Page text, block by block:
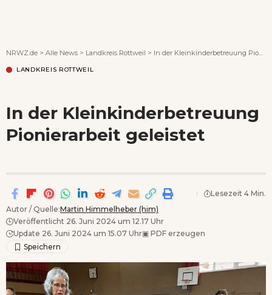
NRWZ.de > Alle News > Landkreis Rottweil > In der Kleinkinderbetreuung Pionierarbeit geleistet
LANDKREIS ROTTWEIL
In der Kleinkinderbetreuung
Pionierarbeit geleistet
Autor / Quelle:Martin Himmelheber (him)
Veröffentlicht 26. Juni 2024 um 12.17 Uhr
Update 26. Juni 2024 um 15.07 Uhr▣ PDF erzeugen
Lesezeit 4 Min.